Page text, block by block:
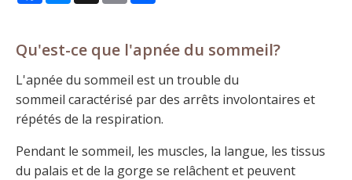
Qu'est-ce que l'apnée du sommeil?
L'apnée du sommeil est un trouble du
sommeil caractérisé par des arrêts involontaires et
répétés de la respiration.
Pendant le sommeil, les muscles, la langue, les tissus
du palais et de la gorge se relâchent et peuvent